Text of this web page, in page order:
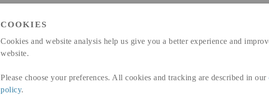
COOKIES
Cookies and website analysis help us give you a better experience and
website.
Please choose your preferences. All cookies and tracking are described in our
policy.